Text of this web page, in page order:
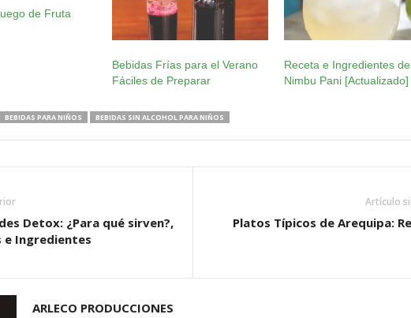
de Fruta
Bebidas Frías para el Verano
Fáciles de Preparar
Receta e Ingredientes de
Nimbu Pani [Actualizado]
BEBIDAS PARA NIÑOS BEBIDAS SIN ALCOHOL PARA NIÑOS
Detox: ¿Para qué sirven?,
e Ingredientes
Artículo
Platos Típicos de Arequipa:
ARLECO PRODUCCIONES